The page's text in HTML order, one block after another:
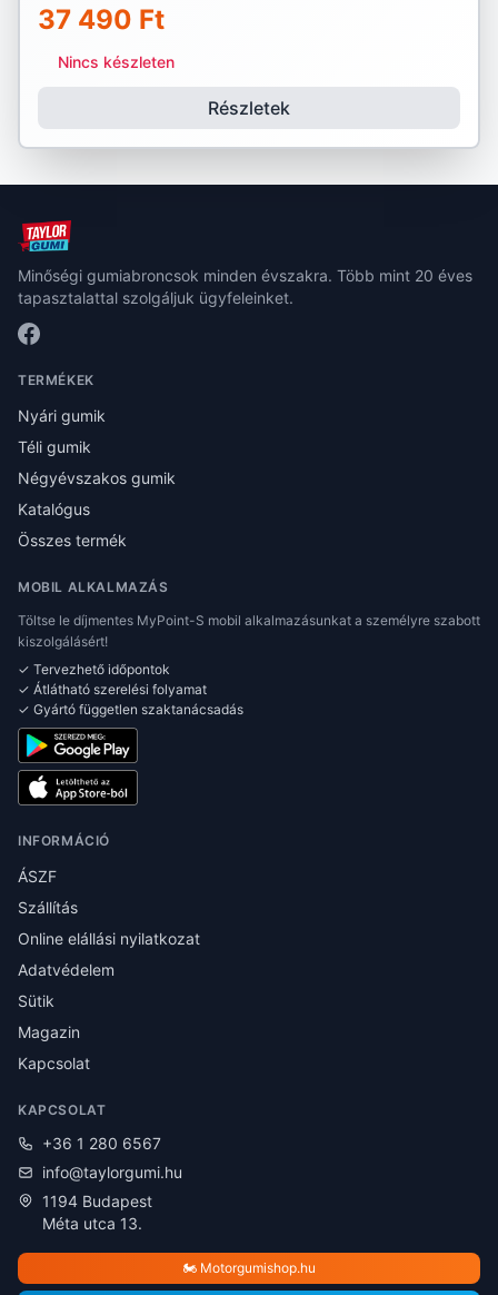
37 490 Ft
Nincs készleten
Részletek
Minőségi gumiabroncsok minden évszakra. Több mint 20 éves
tapasztalattal szolgáljuk ügyfeleinket.
TERMÉKEK
Nyári gumik
Téli gumik
Négyévszakos gumik
Katalógus
Összes termék
MOBIL ALKALMAZÁS
Töltse le díjmentes MyPoint-S mobil alkalmazásunkat a személyre szabott
kiszolgálásért!
✓ Tervezhető időpontok
✓ Átlátható szerelési folyamat
✓ Gyártó független szaktanácsadás
INFORMÁCIÓ
ÁSZF
Szállítás
Online elállási nyilatkozat
Adatvédelem
Sütik
Magazin
Kapcsolat
KAPCSOLAT
+36 1 280 6567
info@taylorgumi.hu
1194 Budapest
Méta utca 13.
🏍️ Motorgumishop.hu